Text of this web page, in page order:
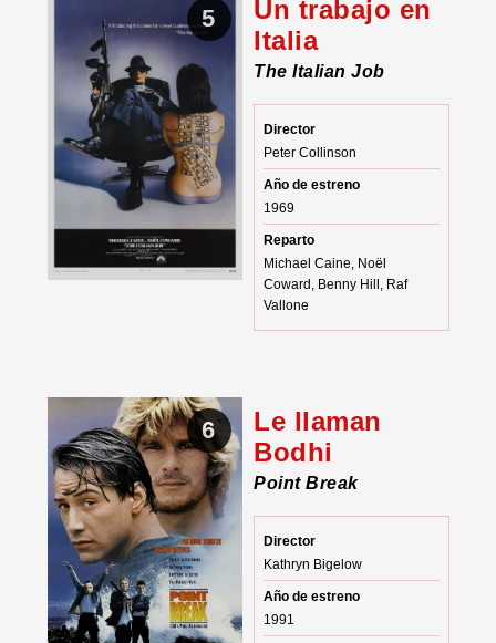
5
Un trabajo en
Italia
The Italian Job
Director
Peter Collinson
Año de estreno
1969
Reparto
Michael Caine, Noël
Coward, Benny Hill, Raf
Vallone
6
Le llaman
Bodhi
Point Break
Director
Kathryn Bigelow
Año de estreno
1991